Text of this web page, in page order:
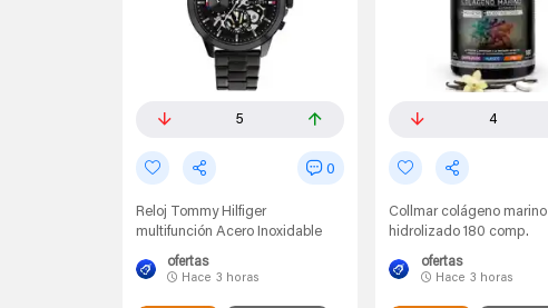
5
0
Reloj Tommy Hilfiger
multifunción Acero Inoxidable
ofertas
Hace 3 horas
4
Collmar colágeno marino
hidrolizado 180 comp.
ofertas
Hace 3 horas